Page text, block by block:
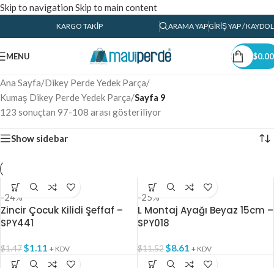
Skip to navigation Skip to main content
KARGO TAKIP ARAMA YAPGIRIŞ YAP / KAYDOL
MENU $0.00
Ana Sayfa/Dikey Perde Yedek Parça/
Kumaş Dikey Perde Yedek Parça/Sayfa 9
123 sonuçtan 97-108 arası gösteriliyor
Show sidebar
-24%
Zincir Çocuk Kilidi Şeffaf –
SPY441
$1.47$1.11 + KDV
-25%
L Montaj Ayağı Beyaz 15cm –
SPY018
$11.52 $8.61 + KDV